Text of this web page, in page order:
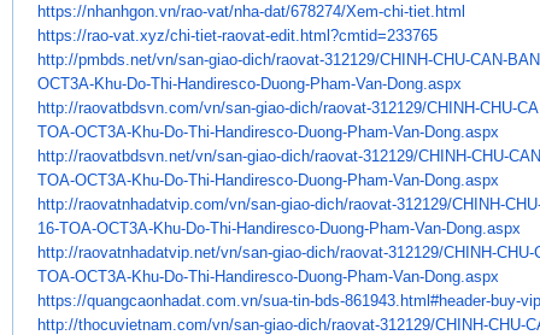
https://nhanhgon.vn/rao-vat/nha-dat/678274/Xem-chi-tiet. html
https://rao-vat.xyz/chi-tiet-raovat-edit.html?cmtid=233765
http://pmbds.net/vn/san-giao-dich/raovat-312129/CHINH-CHU-CAN-
OCT3A-Khu-Do-Thi-Handiresco-Duong-Pham-Van-Dong.aspx
http://raovatbdsvn.com/vn/san-giao-dich/raovat-312129/CHINH-CHU-
TOA-OCT3A-Khu-Do-Thi-Handiresco-Duong-Pham-Van-Dong.aspx
http://raovatbdsvn.net/vn/san-giao-dich/raovat-312129/CHINH-CHU-
TOA-OCT3A-Khu-Do-Thi-Handiresco-Duong-Pham-Van-Dong.aspx
http://raovatnhadatvip.com/vn/san-giao-dich/raovat-312129/CHINH-
16-TOA-OCT3A-Khu-Do-Thi-Handiresco-Duong-Pham-Van-Dong.aspx
http://raovatnhadatvip.net/vn/san-giao-dich/raovat-312129/CHINH-CHU-
TOA-OCT3A-Khu-Do-Thi-Handiresco-Duong-Pham-Van-Dong.aspx
https://quangcaonhadat.com.vn/sua-tin-bds-861943.html#header-buy-vip
http://thocuvietnam.com/vn/san-giao-dich/raovat-312129/CHINH-CHU-